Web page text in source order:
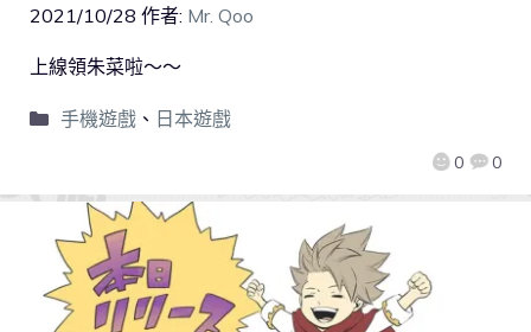
2021/10/28 作者: Mr. Qoo
0 0
上線領朱菜啦～～
手機遊戲、 日本遊戲